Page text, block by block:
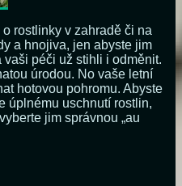
o rostlinky v zahradě či na
a hnojiva, jen abyste jim
péči už stihli i odměnit.
úrodou. No vaše letní
hotovou pohromu. Abyste
úplnému uschnutí rostlin,
jim správnou „au